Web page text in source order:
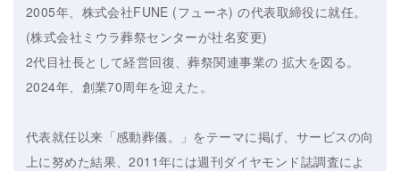
2005年、株式会社FUNE (フューネ) の代表取締役に就任。
(株式会社ミウラ葬祭センターが社名変更)
2代目社長として経営回復、葬祭関連事業の 拡大を図る。
2024年、創業70周年を迎えた。
代表就任以来「感動葬儀。」をテーマに掲げ、サービスの向
上に努めた結果、2011年には週刊ダイヤモンド誌調査によ